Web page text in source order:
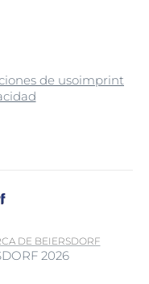
de usoimprint
DE BEIERSDORF
2026